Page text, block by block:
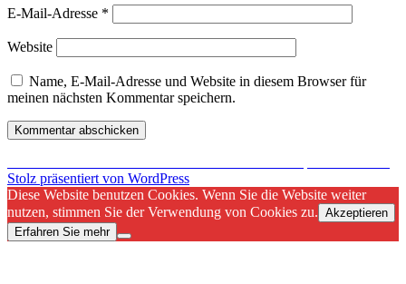
E-Mail-Adresse *
Website
Name, E-Mail-Adresse und Website in diesem Browser für
meinen nächsten Kommentar speichern.
Beitragsnavigation
Stolz präsentiert von WordPress
Diese Website benutzen Cookies. Wenn Sie die Website weiter
nutzen, stimmen Sie der Verwendung von Cookies zu. Akzeptieren
Erfahren Sie mehr